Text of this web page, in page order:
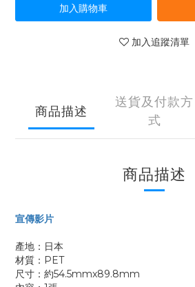
加入購物車
加入追蹤清單
商品描述
送貨及付款方
式
商品描述
宣傳影片
產地：日本
材質：PET
尺寸：約54.5mmx89.8mm